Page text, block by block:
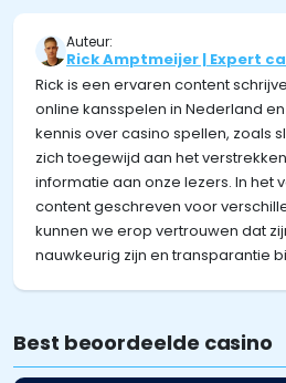
Auteur:
Rick Amptmeijer | Expert
Rick is een ervaren content
online kansspelen in Nederland
kennis over casino spellen, zoals
zich toegewijd aan het
informatie aan onze lezers. In het
content geschreven voor
kunnen we erop vertrouwen dat
nauwkeurig zijn en transparantie
Best beoordeelde casino